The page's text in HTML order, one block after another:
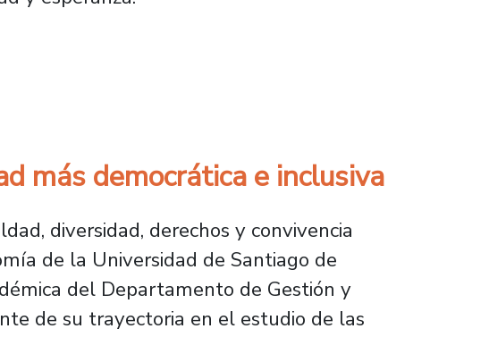
significativo encuentro en el marco de
más democrática e inclusiva
diversidad, derechos y convivencia
de la Universidad de Santiago de
del Departamento de Gestión y
de su trayectoria en el estudio de las